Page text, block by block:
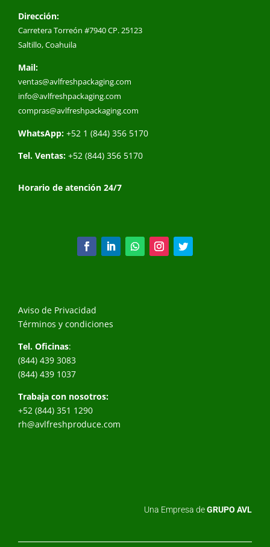
Dirección:
Carretera Torreón #7940 CP. 25123
Saltillo, Coahuila
Mail:
ventas@avlfreshpackaging.com
info@avlfreshpackaging.com
compras@avlfreshpackaging.com
WhatsApp: +52 1 (844) 356 5170
Tel. Ventas: +52 (844) 356 5170
Horario de atención 24/7
Aviso de Privacidad
Términos y condiciones
Tel. Oficinas:
(844) 439 3083
(844) 439 1037
Trabaja con nosotros:
+52 (844) 351 1290
rh@avlfreshproduce.com
Una Empresa deGRUPO AVL